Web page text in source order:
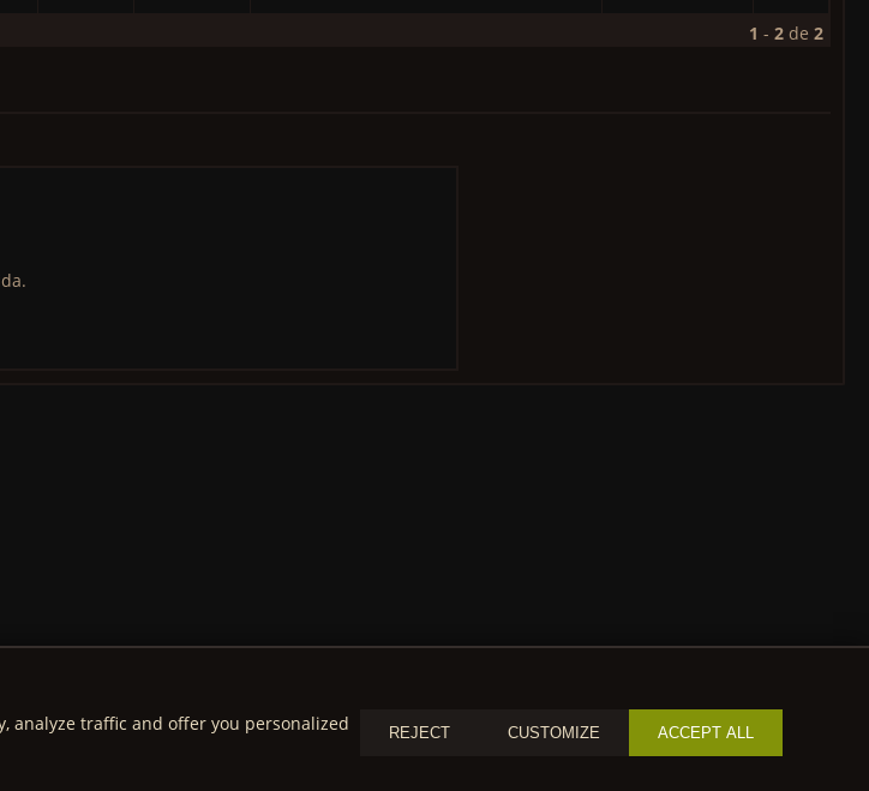
1 - 2 de 2
analyze traffic and offer you personalized
REJECT CUSTOMIZE ACCEPT ALL